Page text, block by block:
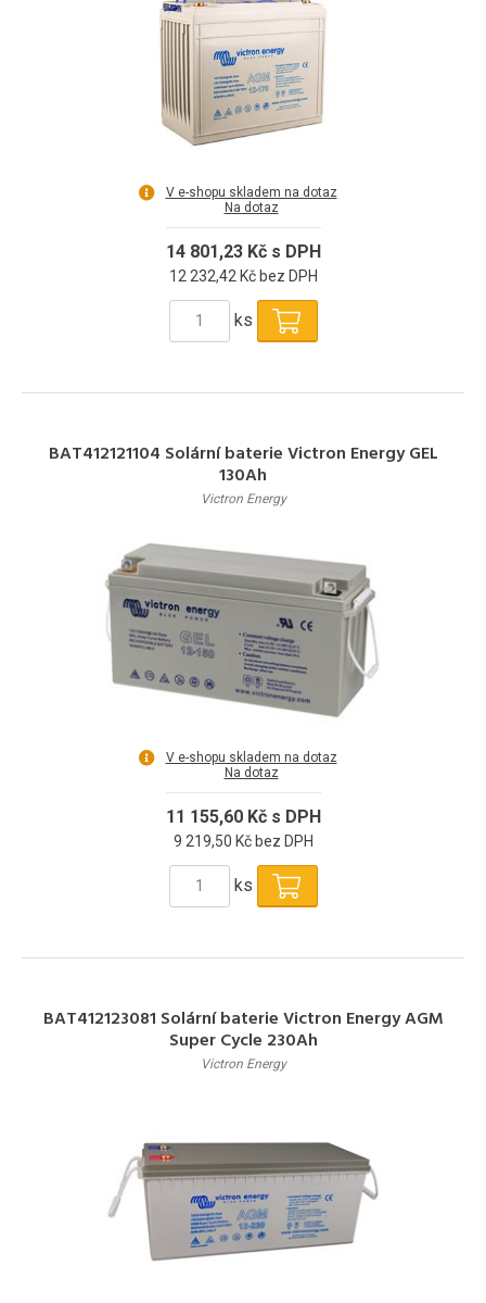
V e-shopu skladem na dotaz
Na dotaz
14 801,23 Kč s DPH
12 232,42 Kč bez DPH
ks
BAT412121104 Solární baterie Victron Energy GEL
130Ah
Victron Energy
V e-shopu skladem na dotaz
Na dotaz
11 155,60 Kč s DPH
9 219,50 Kč bez DPH
ks
BAT412123081 Solární baterie Victron Energy AGM
Super Cycle 230Ah
Victron Energy